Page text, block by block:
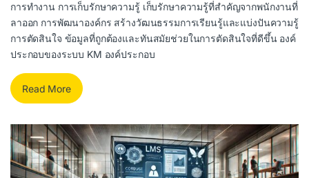
การทำงาน การเก็บรักษาความรู้ เก็บรักษาความรู้ที่สำคัญจากพนักงานที่
ลาออก การพัฒนาองค์กร สร้างวัฒนธรรมการเรียนรู้และแบ่งปันความรู้
การตัดสินใจ ข้อมูลที่ถูกต้องและทันสมัยช่วยในการตัดสินใจที่ดีขึ้น องค์
ประกอบของระบบ KM องค์ประกอบ
Read More